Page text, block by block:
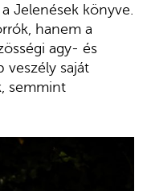
Jelenések könyve.
hanem a
agy- és
veszély saját
semmint